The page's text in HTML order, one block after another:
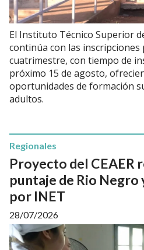
El Instituto Técnico Superior
continúa con las inscripciones
cuatrimestre, con tiempo de
próximo 15 de agosto,
oportunidades de formación
adultos.
Proyecto del CEAER
puntaje de Rio Negro
por INET
Regionales
28/07/2026